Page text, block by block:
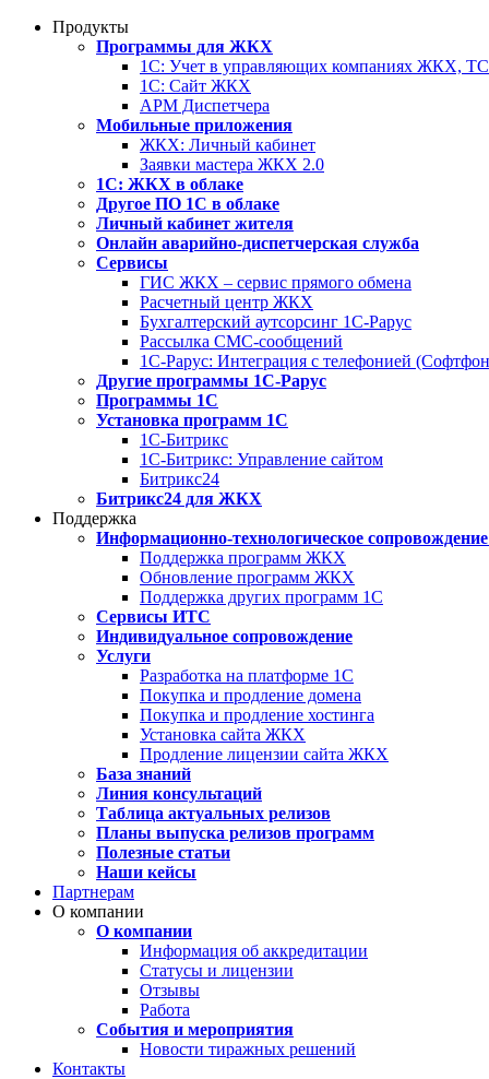
Продукты
Программы для ЖКХ
1С: Учет в управляющих компаниях ЖКХ,
1С: Сайт ЖКХ
АРМ Диспетчера
Мобильные приложения
ЖКХ: Личный кабинет
Заявки мастера ЖКХ 2.0
1С: ЖКХ в облаке
Другое ПО 1С в облаке
Личный кабинет жителя
Онлайн аварийно-диспетчерская служба
Сервисы
ГИС ЖКХ – сервис прямого обмена
Расчетный центр ЖКХ
Бухгалтерский аутсорсинг 1С-Рарус
Рассылка СМС-сообщений
1С-Рарус: Интеграция с телефонией
Другие программы 1С-Рарус
Программы 1С
Установка программ 1С
1С-Битрикс
1С-Битрикс: Управление сайтом
Битрикс24
Битрикс24 для ЖКХ
Поддержка
Информационно-технологическое
Поддержка программ ЖКХ
Обновление программ ЖКХ
Поддержка других программ 1С
Сервисы ИТС
Индивидуальное сопровождение
Услуги
Разработка на платформе 1С
Покупка и продление домена
Покупка и продление хостинга
Установка сайта ЖКХ
Продление лицензии сайта ЖКХ
База знаний
Линия консультаций
Таблица актуальных релизов
Планы выпуска релизов программ
Полезные статьи
Наши кейсы
Партнерам
О компании
О компании
Информация об аккредитации
Статусы и лицензии
Отзывы
Работа
События и мероприятия
Новости тиражных решений
Контакты